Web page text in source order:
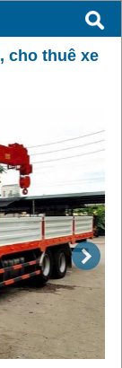
cho thuê xe